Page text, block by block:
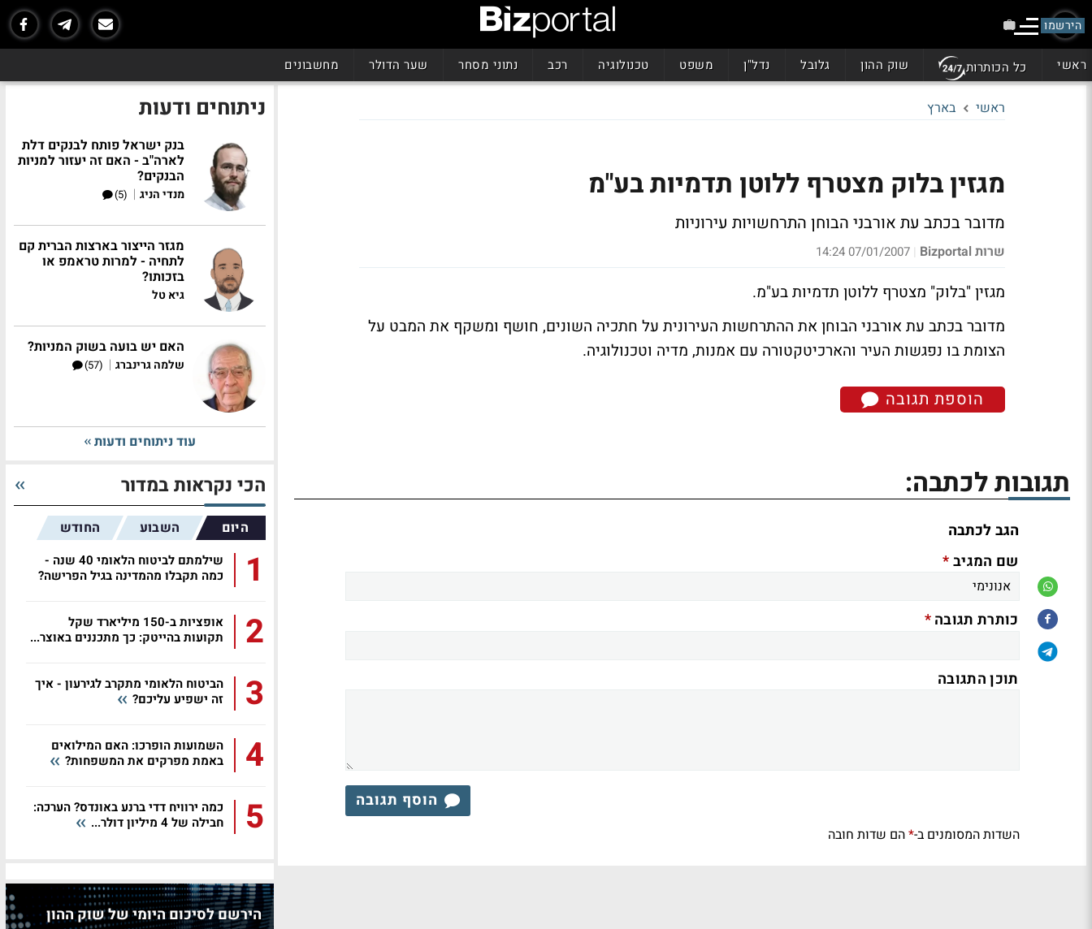
הירשמו
ראשי כל הכותרות שוק ההון גלובל נדל"ן משפט טכנולוגיה רכב נתוני מסחר שער הדולר מחשבונים
ראשי בארץ
מגזין בלוק מצטרף ללוטן תדמיות בע"מ
מדובר בכתב עת אורבני הבוחן התרחשויות עירוניות
שרות Bizportal |
07/01/2007 14:24
מגזין "בלוק" מצטרף ללוטן תדמיות בע"מ.
מדובר בכתב עת אורבני הבוחן את ההתרחשות העירונית על חתכיה השונים, חושף ומשקף את המבט על
הצומת בו נפגשות העיר והארכיטקטורה עם אמנות, מדיה וטכנולוגיה.
הוספת תגובה
תגובות לכתבה:
הגב לכתבה
שם המגיב*
כותרת תגובה*
תוכן התגובה
הוסף תגובה
השדות המסומנים ב-*הם שדות חובה
ניתוחים ודעות
בנק ישראל פותח לבנקים דלת
לארה"ב - האם זה יעזור למניות
הבנקים?
מנדי הניג |
(5)
מגזר הייצור בארצות הברית קם
לתחיה - למרות טראמפ או
בזכותו?
גיא טל
האם יש בועה בשוק המניות?
שלמה גרינברג |
(57)
עוד ניתוחים ודעות
הכי נקראות במדור
היום השבוע החודש
1
שילמתם לביטוח הלאומי 40 שנה -
כמה תקבלו מהמדינה בגיל הפרישה?
2
אופציות ב-150 מיליארד שקל
תקועות בהייטק: כך מתכננים באוצר...
3
הביטוח הלאומי מתקרב לגירעון - איך
זה ישפיע עליכם?
4
השמועות הופרכו: האם המילואים
באמת מפרקים את המשפחות?
5
כמה ירוויח דדי ברנע באונדס? הערכה:
חבילה של 4 מיליון דולר...
הירשם לסיכום היומי של שוק ההון